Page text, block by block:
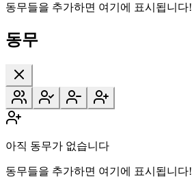
동무들을 추가하면 여기에 표시됩니다!
동무
아직 동무가 없습니다
동무들을 추가하면 여기에 표시됩니다!